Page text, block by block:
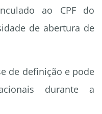
ao CPF do
de abertura de
de definição e pode
durante a